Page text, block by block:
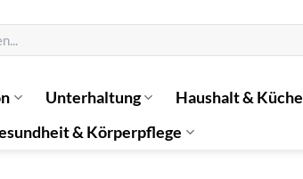
Unterhaltung Haushalt & Küche
& Körperpflege